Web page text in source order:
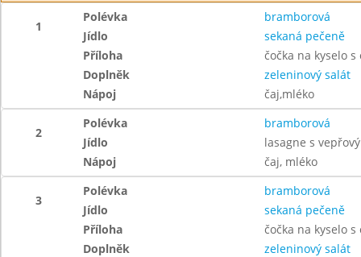
1
Polévka
bramborová
Jídlo
sekaná pečeně
Příloha
čočka na kyselo
Doplněk
zeleninový salát
Nápoj
čaj,mléko
2
Polévka
bramborová
Jídlo
lasagne s
Nápoj
čaj, mléko
3
Polévka
bramborová
Jídlo
sekaná pečeně
Příloha
čočka na kyselo
Doplněk
zeleninový salát